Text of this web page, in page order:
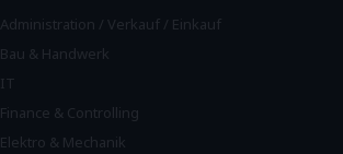
Administration / Verkauf / Einkauf
Bau & Handwerk
IT
Finance & Controlling
Elektro & Mechanik